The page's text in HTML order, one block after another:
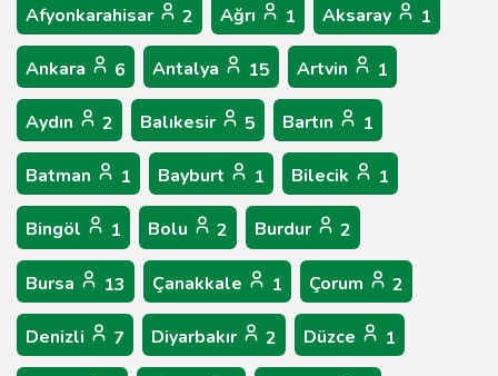
Afyonkarahisar 2 Ağrı 1 Aksaray 1
Ankara 6 Antalya 15 Artvin 1
Aydın 2 Balıkesir 5 Bartın 1
Batman 1 Bayburt 1 Bilecik 1
Bingöl 1 Bolu 2 Burdur 2
Bursa 13 Çanakkale 1 Çorum 2
Denizli 7 Diyarbakır 2 Düzce 1